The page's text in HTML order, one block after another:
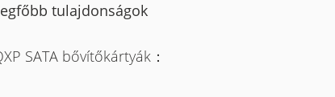
tulajdonságok
SATA bővítőkártyák：